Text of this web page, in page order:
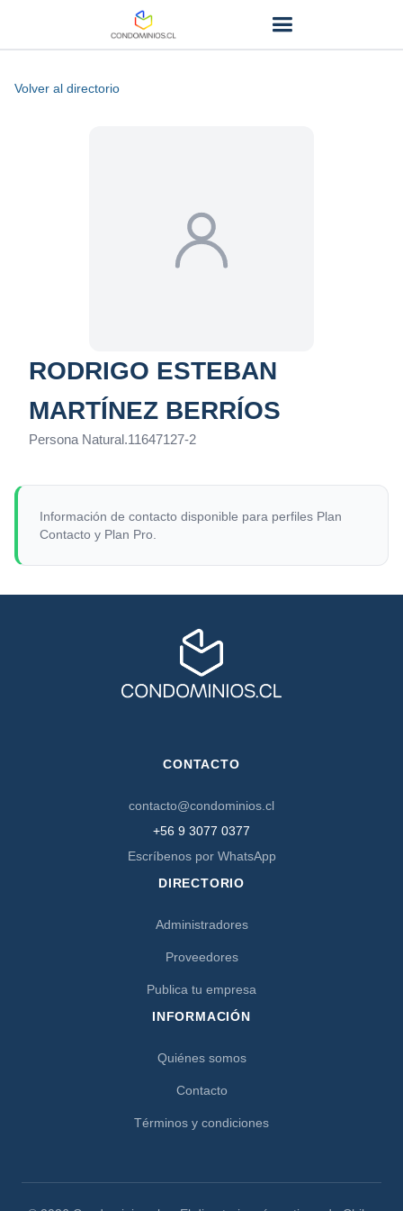
Volver al directorio
RODRIGO ESTEBAN
MARTÍNEZ BERRÍOS
Persona Natural.11647127-2
Información de contacto disponible para perfiles Plan
Contacto y Plan Pro.
CONTACTO
contacto@condominios.cl
+56 9 3077 0377
Escríbenos por WhatsApp
DIRECTORIO
Administradores
Proveedores
Publica tu empresa
INFORMACIÓN
Quiénes somos
Contacto
Términos y condiciones